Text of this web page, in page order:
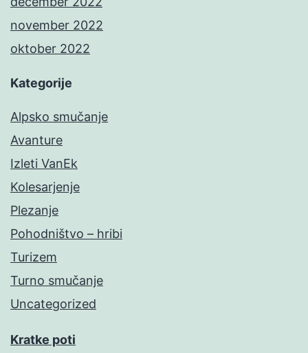
november 2022
oktober 2022
Kategorije
Alpsko smučanje
Avanture
Izleti VanEk
Kolesarjenje
Plezanje
Pohodništvo – hribi
Turizem
Turno smučanje
Uncategorized
Kratke poti